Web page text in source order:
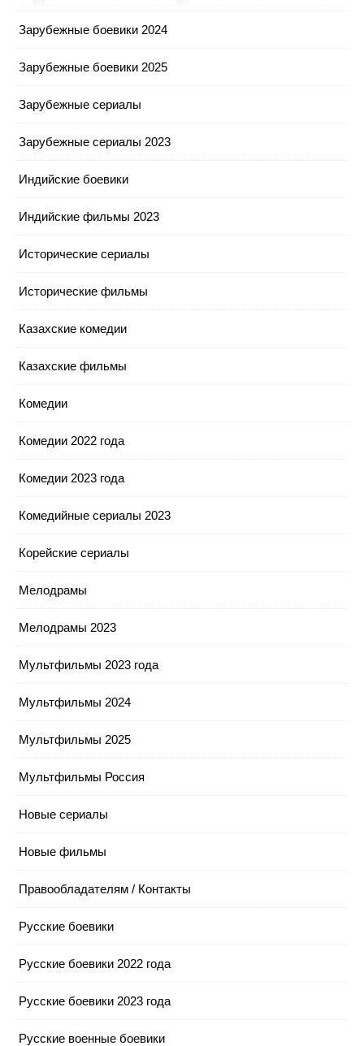
Зарубежные боевики 2024
Зарубежные боевики 2025
Зарубежные сериалы
Зарубежные сериалы 2023
Индийские боевики
Индийские фильмы 2023
Исторические сериалы
Исторические фильмы
Казахские комедии
Казахские фильмы
Комедии
Комедии 2022 года
Комедии 2023 года
Комедийные сериалы 2023
Корейские сериалы
Мелодрамы
Мелодрамы 2023
Мультфильмы 2023 года
Мультфильмы 2024
Мультфильмы 2025
Мультфильмы Россия
Новые сериалы
Новые фильмы
Правообладателям / Контакты
Русские боевики
Русские боевики 2022 года
Русские боевики 2023 года
Русские военные боевики